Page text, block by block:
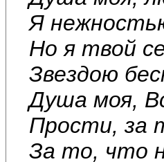
Я
Но я твой
Звездою
Душа моя,
Прости, за
За то, что